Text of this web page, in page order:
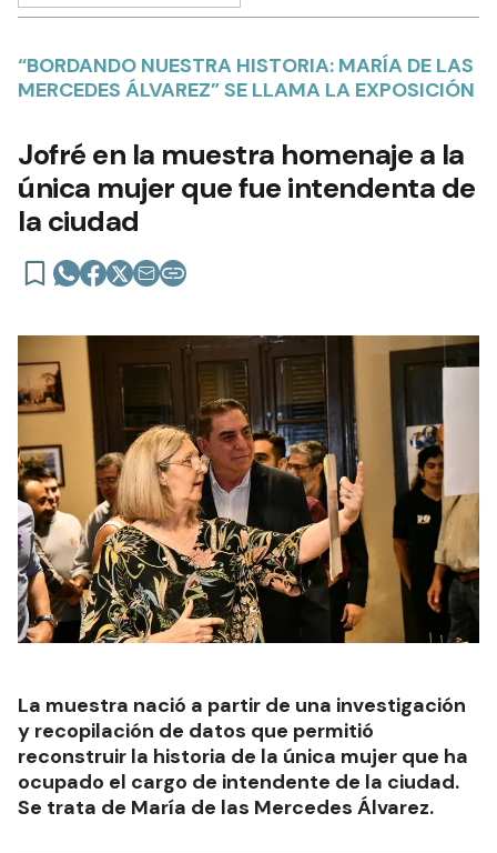
“BORDANDO NUESTRA HISTORIA: MARÍA DE LAS
MERCEDES ÁLVAREZ” SE LLAMA LA EXPOSICIÓN
Jofré en la muestra homenaje a la
única mujer que fue intendenta de
la ciudad
La muestra nació a partir de una investigación
y recopilación de datos que permitió
reconstruir la historia de la única mujer que ha
ocupado el cargo de intendente de la ciudad.
Se trata de María de las Mercedes Álvarez.